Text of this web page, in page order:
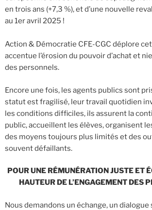
en trois ans (+7,3 %), et d’une nouvelle
au 1er avril 2025 !
Action & Démocratie CFE-CGC déplore
accentue l’érosion du pouvoir d’achat et
des personnels.
Encore une fois, les agents publics sont
statut est fragilisé, leur travail quotidien
les conditions difficiles, ils assurent la
public, accueillent les élèves, organisent
des moyens toujours plus limités et des
souvent défaillants.
POUR UNE RÉMUNÉRATION JUSTE ET
HAUTEUR DE L’ENGAGEMENT DES
Nous demandons un échange, un